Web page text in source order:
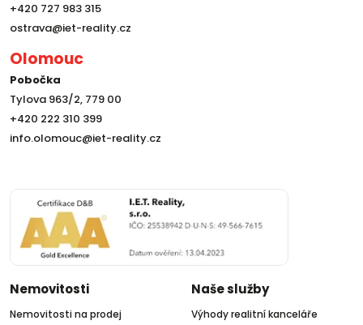
+420 727 983 315
ostrava@iet-reality.cz
Olomouc
Pobočka
Tylova 963/2, 779 00
+420 222 310 399
info.olomouc@iet-reality.cz
Nemovitosti
Nemovitosti na prodej
Naše služby
Výhody realitní kanceláře